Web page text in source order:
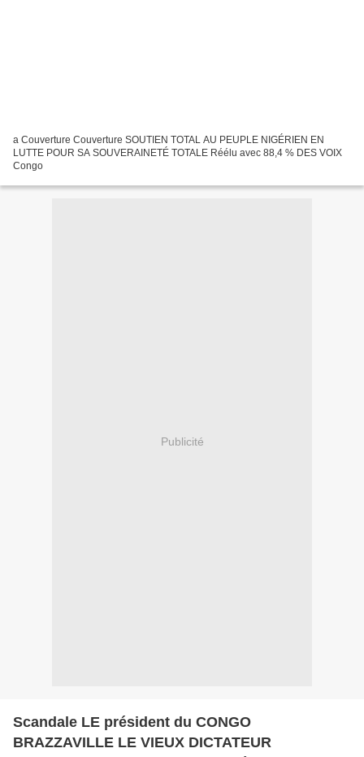
a Couverture Couverture SOUTIEN TOTAL AU PEUPLE NIGÉRIEN EN
LUTTE POUR SA SOUVERAINETÉ TOTALE Réélu avec 88,4 % DES VOIX
Congo
Publicité
Scandale LE président du CONGO
BRAZZAVILLE LE VIEUX DICTATEUR